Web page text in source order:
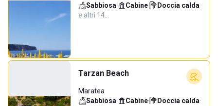
Sabbiosa· Cabine· Doccia calda·
e altri 14…
Tarzan Beach
Maratea
Sabbiosa· Cabine· Doccia calda·